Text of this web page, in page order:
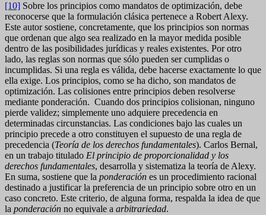
[10] Sobre los principios como mandatos de optimización, debe
reconocerse que la formulación clásica pertenece a Robert Alexy.
Este autor sostiene, concretamente, que los principios son normas
que ordenan que algo sea realizado en la mayor medida posible
dentro de las posibilidades jurídicas y reales existentes. Por otro
lado, las reglas son normas que sólo pueden ser cumplidas o
incumplidas. Si una regla es válida, debe hacerse exactamente lo que
ella exige. Los principios, como se ha dicho, son mandatos de
optimización. Las colisiones entre principios deben resolverse
mediante ponderación. Cuando dos principios colisionan, ninguno
pierde validez; simplemente uno adquiere precedencia en
determinadas circunstancias. Las condiciones bajo las cuales un
principio precede a otro constituyen el supuesto de una regla de
precedencia (Teoría de los derechos fundamentales). Carlos Bernal,
en un trabajo titulado El principio de proporcionalidad y los
derechos fundamentales, desarrolla y sistematiza la teoría de Alexy.
En suma, sostiene que la ponderación es un procedimiento racional
destinado a justificar la preferencia de un principio sobre otro en un
caso concreto. Este criterio, de alguna forma, respalda la idea de que
la ponderación no equivale a arbitrariedad.